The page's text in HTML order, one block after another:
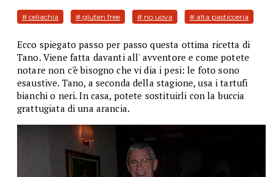
# celiachia # gluten free # no uova # alta pasticceria
Ecco spiegato passo per passo questa ottima ricetta di
Tano. Viene fatta davanti all' avventore e come potete
notare non c'è bisogno che vi dia i pesi: le foto sono
esaustive. Tano, a seconda della stagione, usa i tartufi
bianchi o neri. In casa, potete sostituirli con la buccia
grattugiata di una arancia.